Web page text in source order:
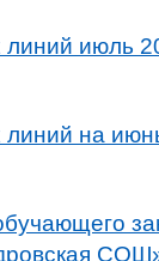
линий июль
линий на